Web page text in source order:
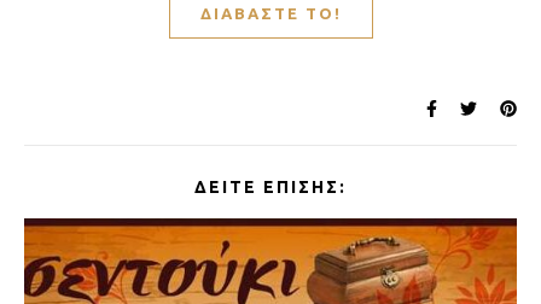
ΔΙΑΒΆΣΤΕ ΤΟ!
ΔΕΊΤΕ ΕΠΊΣΗΣ: